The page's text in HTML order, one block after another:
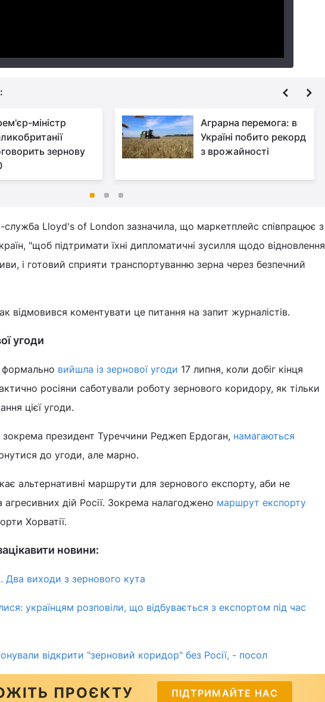
міністр
зернову
Аграрна перемога: в
Україні побито рекорд
з врожайності
служба Lloyd's of London зазначила, що маркетплейс співпрацює з
"щоб підтримати їхні дипломатичні зусилля щодо відновлення
і готовий сприяти транспортуванню зерна через безпечний
відмовився коментувати це питання на запит журналістів.
угоди
формально вийшла із зернової угоди 17 липня, коли добіг кінця
росіяни саботували роботу зернового коридору, як тільки
цієї угоди.
зокрема президент Туреччини Реджеп Ердоган, намагаються
до угоди, але марно.
альтернативні маршрути для зернового експорту, аби не
дій Росії. Зокрема налагоджено маршрут експорту
Хорватії.
новини:
Два виходи з зернового кута
українцям розповіли, що відбувається з експортом під час
відкрити "зерновий коридор" без Росії, - посол
ПРОЄКТУ ПІДТРИМАЙТЕ НАС